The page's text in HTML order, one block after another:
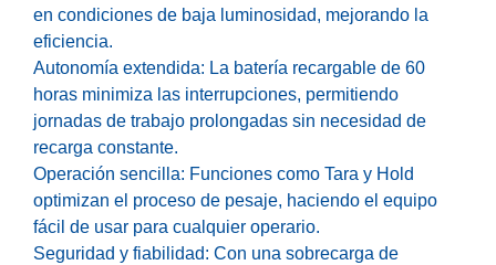
en condiciones de baja luminosidad, mejorando la
eficiencia.
Autonomía extendida: La batería recargable de 60
horas minimiza las interrupciones, permitiendo
jornadas de trabajo prolongadas sin necesidad de
recarga constante.
Operación sencilla: Funciones como Tara y Hold
optimizan el proceso de pesaje, haciendo el equipo
fácil de usar para cualquier operario.
Seguridad y fiabilidad: Con una sobrecarga de